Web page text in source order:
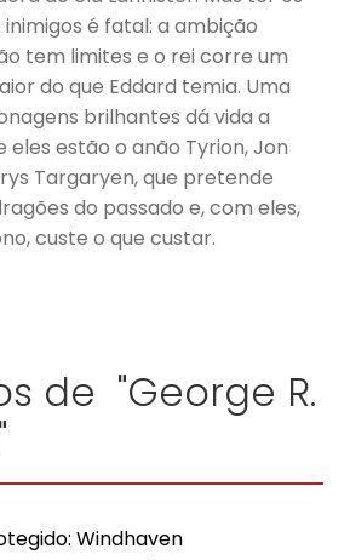
é fatal: a ambição
tem limites e o rei corre um
do que Eddard temia. Uma
brilhantes dá vida a
eles estão o anão Tyrion, Jon
Targaryen, que pretende
do passado e, com eles,
custe o que custar.
de "George R.
Windhaven